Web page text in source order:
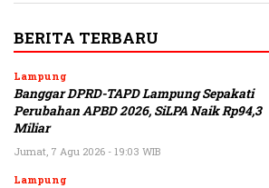
BERITA TERBARU
Lampung
Banggar DPRD-TAPD Lampung Sepakati
Perubahan APBD 2026, SiLPA Naik Rp94,3
Miliar
Jumat, 7 Agu 2026 - 19:03 WIB
Lampung